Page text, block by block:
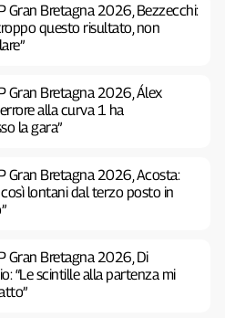
Gran Bretagna 2026, Bezzecchi:
questo risultato, non
Gran Bretagna 2026, Álex
alla curva 1 ha
la gara”
Gran Bretagna 2026, Acosta:
così lontani dal terzo posto in
Gran Bretagna 2026, Di
“Le scintille alla partenza mi